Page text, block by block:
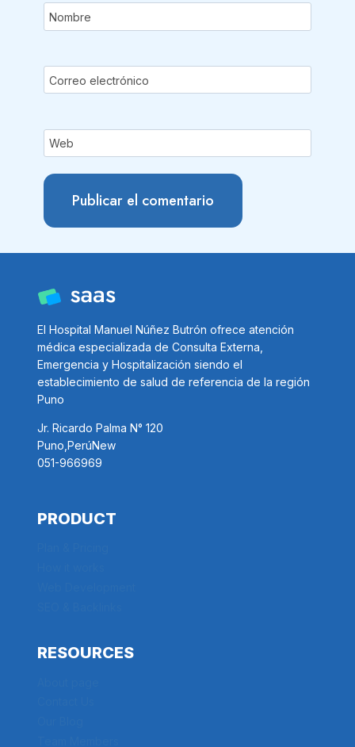
Nombre
Correo electrónico
Web
El Hospital Manuel Núñez Butrón ofrece atención
médica especializada de Consulta Externa,
Emergencia y Hospitalización siendo el
establecimiento de salud de referencia de la región
Puno
Jr. Ricardo Palma N° 120
Puno,PerúNew
051-966969
PRODUCT
RESOURCES